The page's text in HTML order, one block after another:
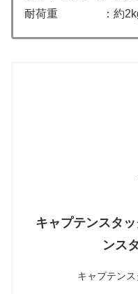
耐荷重 ：約
キャプテンスタ
ンス
キャプテン